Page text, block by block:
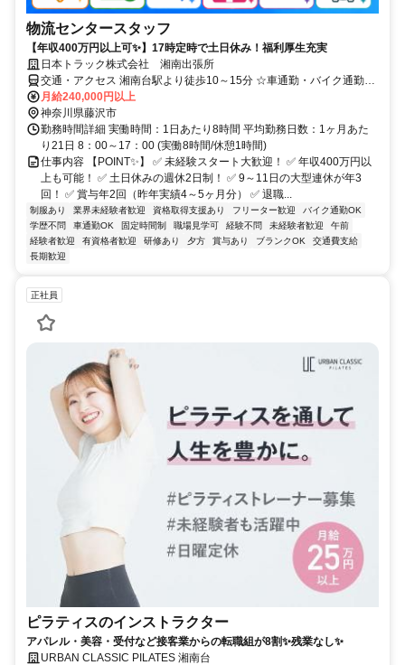
物流センタースタッフ
【年収400万円以上可✨】17時定時で土日休み！福利厚生充実
日本トラック株式会社 湘南出張所
交通・アクセス 湘南台駅より徒歩10～15分 ☆車通勤・バイク通勤も
可☆月額の駐車場代は会社負担☆
月給240,000円以上
神奈川県藤沢市
勤務時間詳細 実働時間：1日あたり8時間 平均勤務日数：1ヶ月あた
り21日 8：00～17：00 (実働8時間/休憩1時間)
仕事内容 【POINT✨】 ✅ 未経験スタート大歓迎！ ✅ 年収400万円以
上も可能！ ✅ 土日休みの週休2日制！ ✅ 9～11日の大型連休が年3
回！ ✅ 賞与年2回（昨年実績4～5ヶ月分） ✅ 退職...
制服あり 業界未経験者歓迎 資格取得支援あり フリーター歓迎
バイク通勤OK
学歴不問
車通勤OK 固定時間制 職場見学可 経験不問 未経験者歓迎
午前
経験者歓迎
有資格者歓迎 研修あり 夕方 賞与あり ブランクOK
交通費支給
長期歓迎
正社員
ピラティスのインストラクター
アパレル・美容・受付など接客業からの転職組が8割✨残業なし✨
URBAN CLASSIC PILATES 湘南台